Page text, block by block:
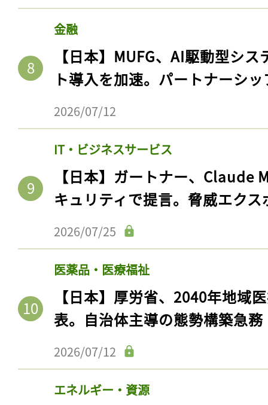
金融
【日本】MUFG、AI駆動型シ
ト導入を加速。パートナーシ
2026/07/12
IT・ビジネスサービス
【日本】ガートナー、Claude
キュリティで提言。脅威エク
2026/07/25
医薬品・医療福祉
【日本】厚労省、2040年地域
表。自治体主導の態勢構築急務
2026/07/12
エネルギー・資源